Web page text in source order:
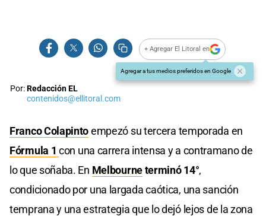
+ Agregar El Litoral en
Agregar a tus medios preferidos en Google
Por:Redacción EL
contenidos@ellitoral.com
Franco Colapintoempezó su tercera temporada en
Fórmula 1 con una carrera intensa y a contramano de
lo que soñaba. En Melbourneterminó 14°,
condicionado por una largada caótica, una sanción
temprana y una estrategia que lo dejó lejos de la zona